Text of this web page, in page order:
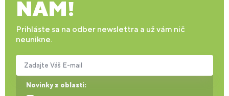
NÁM!
Prihláste sa na odber newslettra a už vám nič
neunikne.
Novinky z oblasti:
Zadajte Váš E-mail